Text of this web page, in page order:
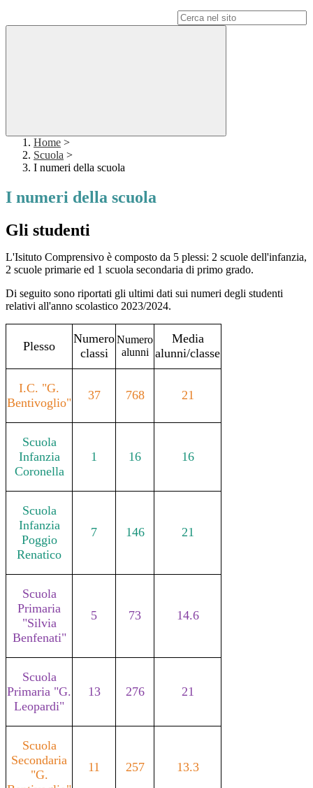
Home >
Scuola >
I numeri della scuola
I numeri della scuola
Gli studenti
L'Isituto Comprensivo è composto da 5 plessi: 2 scuole dell'infanzia,
2 scuole primarie ed 1 scuola secondaria di primo grado.
Di seguito sono riportati gli ultimi dati sui numeri degli studenti
relativi all'anno scolastico 2023/2024.
Plesso
Numero
classi
Numero
alunni
Media
alunni/classe
I.C. "G.
Bentivoglio"
37 768 21
Scuola
Infanzia
Coronella
1 16 16
Scuola
Infanzia
Poggio
Renatico
7 146 21
Scuola
Primaria
"Silvia
Benfenati"
5 73 14.6
Scuola
Primaria "G.
Leopardi"
13 276 21
Scuola
Secondaria
"G.
11 257 13.3